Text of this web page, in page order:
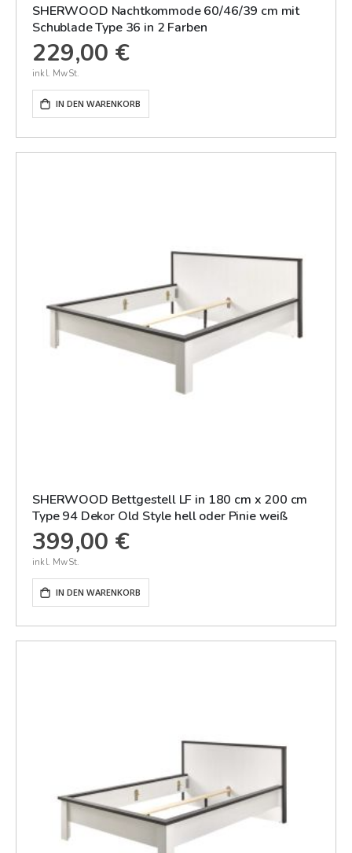
SHERWOOD Nachtkommode 60/46/39 cm mit
Schublade Type 36 in 2 Farben
229,00 €
IN DEN WARENKORB
SHERWOOD Bettgestell LF in 180 cm x 200 cm
Type 94 Dekor Old Style hell oder Pinie weiß
399,00 €
IN DEN WARENKORB